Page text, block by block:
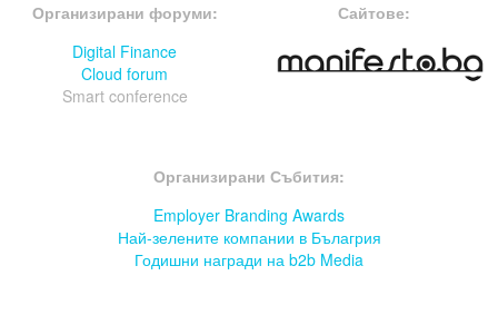
Организирани форуми:
Digital Finance
Cloud forum
Smart conference
Сайтове:
Организирани Събития:
Employer Branding Awards
Най-зелените компании в Бълагрия
Годишни награди на b2b Media